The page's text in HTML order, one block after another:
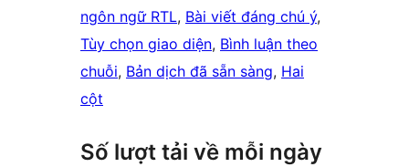
ngôn ngữ RTL, Bài viết đáng chú ý
Tùy chọn giao diện, Bình luận theo
chuỗi, Bản dịch đã sẵn sàng, Hai
cột
Số lượt tải về mỗi ngày